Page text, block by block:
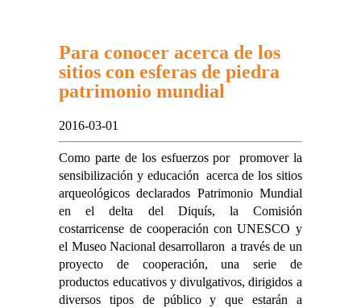
Para conocer acerca de los
sitios con esferas de piedra
patrimonio mundial
2016-03-01
Como parte de los esfuerzos por promover la
sensibilización y educación acerca de los sitios
arqueológicos declarados Patrimonio Mundial
en el delta del Diquís, la Comisión
costarricense de cooperación con UNESCO y
el Museo Nacional desarrollaron a través de un
proyecto de cooperación, una serie de
productos educativos y divulgativos, dirigidos a
diversos tipos de público y que estarán a